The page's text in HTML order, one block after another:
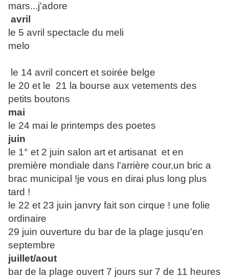
mars...j'adore
avril
le 5 avril spectacle du meli
melo
le 14 avril concert et soirée belge
le 20 et le 21 la bourse aux vetements des
petits boutons
mai
le 24 mai le printemps des poetes
juin
le 1° et 2 juin salon art et artisanat et en
première mondiale dans l'arrière cour,un bric a
brac municipal !je vous en dirai plus long plus
tard !
le 22 et 23 juin janvry fait son cirque ! une folie
ordinaire
29 juin ouverture du bar de la plage jusqu'en
septembre
juillet/aout
bar de la plage ouvert 7 jours sur 7 de 11 heures